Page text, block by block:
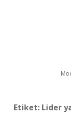
Etiket: Lider